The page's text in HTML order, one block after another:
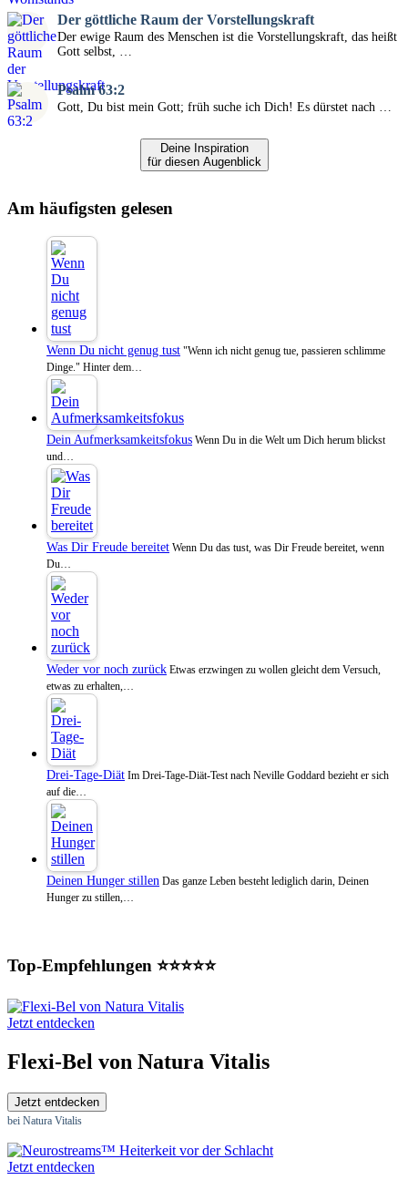
Der göttliche Raum der Vorstellungskraft
Der ewige Raum des Menschen ist die Vorstellungskraft, das heißt
Gott selbst, …
Psalm 63:2
Gott, Du bist mein Gott; früh suche ich Dich! Es dürstet nach …
Deine Inspiration
für diesen Augenblick
Am häufigsten gelesen
Wenn Du nicht genug tust "Wenn ich nicht genug tue, passieren schlimme
Dinge." Hinter dem…
Dein Aufmerksamkeitsfokus Wenn Du in die Welt um Dich herum blickst
und…
Was Dir Freude bereitet Wenn Du das tust, was Dir Freude bereitet, wenn
Du…
Weder vor noch zurück Etwas erzwingen zu wollen gleicht dem Versuch,
etwas zu erhalten,…
Drei-Tage-Diät Im Drei-Tage-Diät-Test nach Neville Goddard bezieht er sich
auf die…
Deinen Hunger stillen Das ganze Leben besteht lediglich darin, Deinen
Hunger zu stillen,…
Top-Empfehlungen ⭐⭐⭐⭐⭐
Jetzt entdecken
Flexi-Bel von Natura Vitalis
Jetzt entdecken
bei Natura Vitalis
Jetzt entdecken